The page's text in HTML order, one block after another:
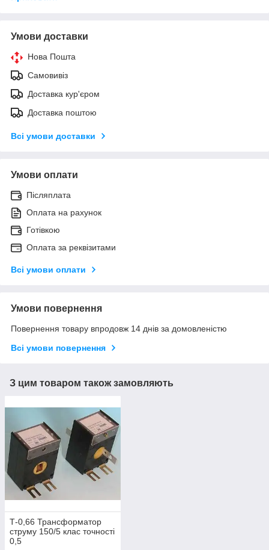
Умови доставки
Нова Пошта
Самовивіз
Доставка кур'єром
Доставка поштою
Всі умови доставки
Умови оплати
Післяплата
Оплата на рахунок
Готівкою
Оплата за реквізитами
Всі умови оплати
Умови повернення
Повернення товару впродовж 14 днів за домовленістю
Всі умови повернення
З цим товаром також замовляють
Т-0,66 Трансформатор
струму 150/5 клас точності
0,5